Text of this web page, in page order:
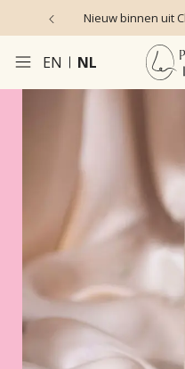
Nieuw binnen uit
EN NL